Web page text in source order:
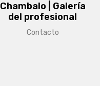
Chambalo | Galería
del profesional
Contacto